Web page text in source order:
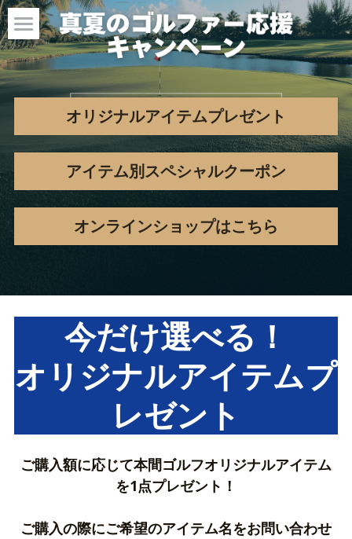
オリジナルアイテムプレゼント
アイテム別スペシャルクーポン
オンラインショップはこちら
今だけ選べる！
オリジナルアイテムプ
レゼント
ご購入額に応じて本間ゴルフオリジナルアイテム
を1点プレゼント！
ご購入の際にご希望のアイテム名をお問い合わせ